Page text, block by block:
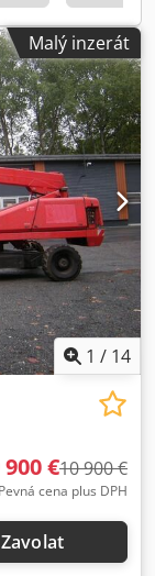
Malý inzerát
1 / 14
900 €10 900 €
Pevná cena plus DPH
Zavolat